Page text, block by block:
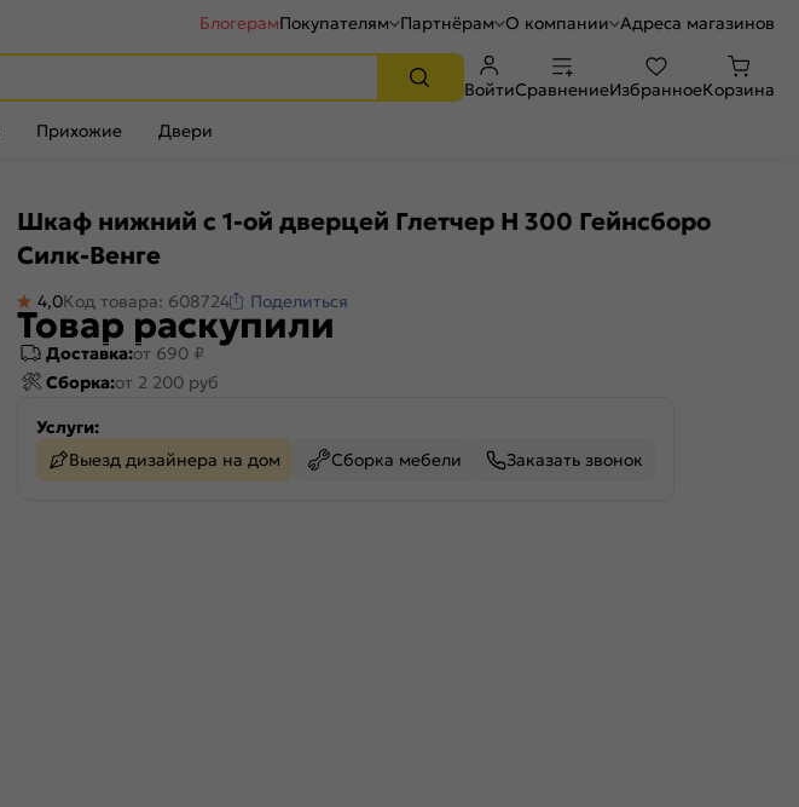
БлогерамПокупателям Партнёрам О компании Адреса магазинов
ВойтиСравнениеИзбранноеКорзина
Прихожие Двери
Шкаф нижний с 1-ой дверцей Глетчер Н 300 Гейнсборо
Силк-Венге
4,0Код товара: 608724 Поделиться
Товар раскупили
Доставка:от 690 ₽
Сборка:от 2 200 руб
Услуги:
Выезд дизайнера на дом
Сборка мебели Заказать звонок